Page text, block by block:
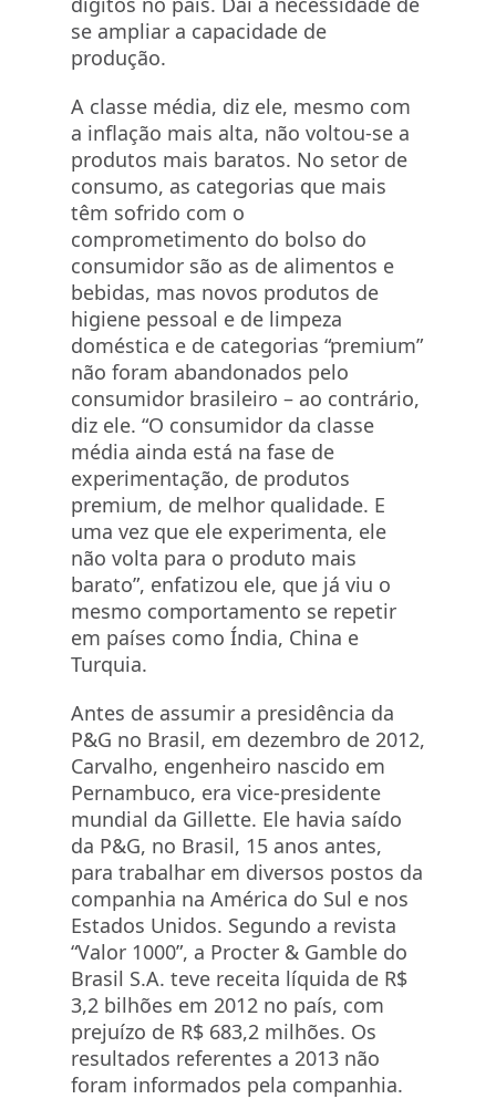
se ampliar a capacidade de
produção.
A classe média, diz ele, mesmo com
a inflação mais alta, não voltou-se a
produtos mais baratos. No setor de
consumo, as categorias que mais
têm sofrido com o
comprometimento do bolso do
consumidor são as de alimentos e
bebidas, mas novos produtos de
higiene pessoal e de limpeza
doméstica e de categorias “premium”
não foram abandonados pelo
consumidor brasileiro – ao contrário,
diz ele. “O consumidor da classe
média ainda está na fase de
experimentação, de produtos
premium, de melhor qualidade. E
uma vez que ele experimenta, ele
não volta para o produto mais
barato”, enfatizou ele, que já viu o
mesmo comportamento se repetir
em países como Índia, China e
Turquia.
Antes de assumir a presidência da
P&G no Brasil, em dezembro de 2012,
Carvalho, engenheiro nascido em
Pernambuco, era vice-presidente
mundial da Gillette. Ele havia saído
da P&G, no Brasil, 15 anos antes,
para trabalhar em diversos postos da
companhia na América do Sul e nos
Estados Unidos. Segundo a revista
“Valor 1000”, a Procter & Gamble do
Brasil S.A. teve receita líquida de R$
3,2 bilhões em 2012 no país, com
prejuízo de R$ 683,2 milhões. Os
resultados referentes a 2013 não
foram informados pela companhia.